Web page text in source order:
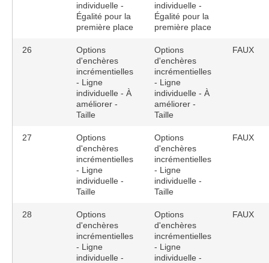
individuelle -
Égalité pour la
première place
individuelle -
Égalité pour la
première place
26
Options
d'enchères
incrémentielles
- Ligne
individuelle - À
améliorer -
Taille
Options
d'enchères
incrémentielles
- Ligne
individuelle - À
améliorer -
Taille
FAUX
27
Options
d'enchères
incrémentielles
- Ligne
individuelle -
Taille
Options
d'enchères
incrémentielles
- Ligne
individuelle -
Taille
FAUX
28
Options
d'enchères
incrémentielles
- Ligne
individuelle -
Options
d'enchères
incrémentielles
- Ligne
individuelle -
FAUX